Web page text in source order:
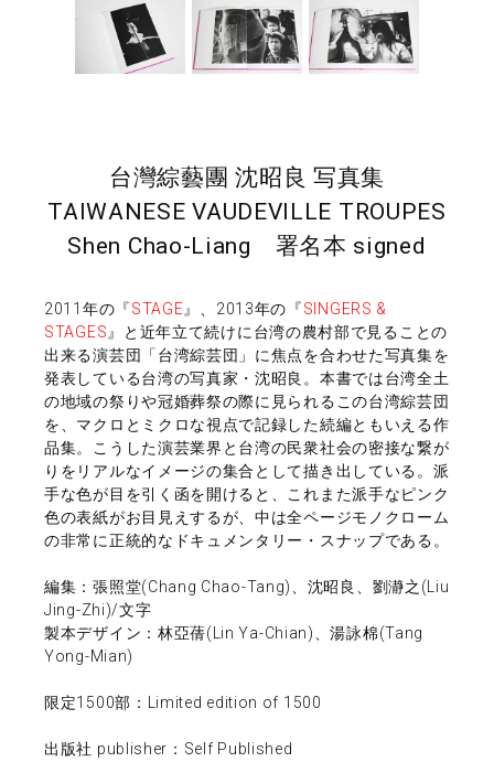
台灣綜藝團 沈昭良 写真集
TAIWANESE VAUDEVILLE TROUPES
Shen Chao-Liang 署名本 signed
2011年の『STAGE』、2013年の『SINGERS &
STAGES』と近年立て続けに台湾の農村部で見ることの
出来る演芸団「台湾綜芸団」に焦点を合わせた写真集を
発表している台湾の写真家・沈昭良。本書では台湾全土
の地域の祭りや冠婚葬祭の際に見られるこの台湾綜芸団
を、マクロとミクロな視点で記録した続編ともいえる作
品集。こうした演芸業界と台湾の民衆社会の密接な繋が
りをリアルなイメージの集合として描き出している。派
手な色が目を引く函を開けると、これまた派手なピンク
色の表紙がお目見えするが、中は全ページモノクローム
の非常に正統的なドキュメンタリー・スナップである。
編集：張照堂(Chang Chao-Tang)、沈昭良、劉瀞之(Liu
Jing-Zhi)/文字
製本デザイン：林亞蒨(Lin Ya-Chian)、湯詠棉(Tang
Yong-Mian)
限定1500部：Limited edition of 1500
出版社 publisher：Self Published